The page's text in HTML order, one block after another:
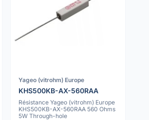
Yageo (vitrohm) Europe
KHS500KB-AX-560RAA
Résistance Yageo (vitrohm) Europe
KHS500KB-AX-560RAA 560 Ohms
5W Through-hole